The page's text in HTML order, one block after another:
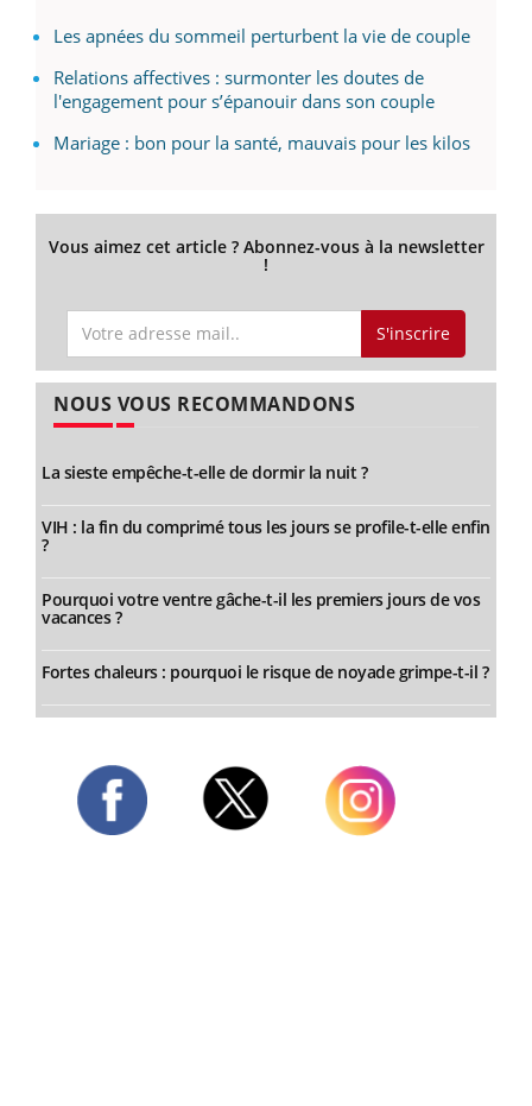
Les apnées du sommeil perturbent la vie de couple
Relations affectives : surmonter les doutes de
l'engagement pour s’épanouir dans son couple
Mariage : bon pour la santé, mauvais pour les kilos
Vous aimez cet article ? Abonnez-vous à la newsletter
!
S'inscrire
NOUS VOUS RECOMMANDONS
La sieste empêche-t-elle de dormir la nuit ?
VIH : la fin du comprimé tous les jours se profile-t-elle enfin
?
Pourquoi votre ventre gâche-t-il les premiers jours de vos
vacances ?
Fortes chaleurs : pourquoi le risque de noyade grimpe-t-il ?